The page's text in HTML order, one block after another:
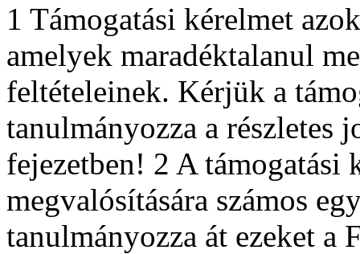
1 Támogatási kérelmet
amelyek maradéktalanul
feltételeinek. Kérjük a
tanulmányozza a részletes
fejezetben! 2 A támogatási
megvalósítására számos
tanulmányozza át ezeket a